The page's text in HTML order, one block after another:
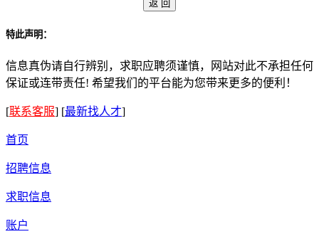
特此声明：
信息真伪请自行辨别，求职应聘须谨慎，网站对此不承担任何
保证或连带责任! 希望我们的平台能为您带来更多的便利！
[联系客服] [最新找人才]
首页
招聘信息
求职信息
账户